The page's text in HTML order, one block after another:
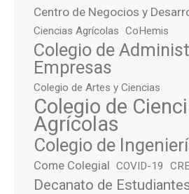
Centro de Negocios y
Ciencias Agrícolas CoHemis
Colegio de
Empresas
Colegio de Artes y Ciencias
Colegio de
Agrícolas
Colegio de
Come Colegial COVID-19
Decanato de